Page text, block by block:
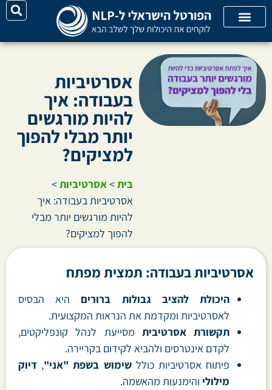
אסרטיביות
בעבודה: איך
להיות מורגשים
יותר מבלי להפוך
למציקים?
בית>אסרטיביות>
אסרטיביות בעבודה: איך
להיות מורגשים יותר מבלי
להפוך למציקים?
אסרטיביות בעבודה: תמצית מפתח
היכולת להציב גבולות ברורים היא הבסיס
לאסרטיביות ומקדמת את הנראות המקצועית.
תקשורת אסרטיבית מסייעת לנהל קונפליקטים,
לקדם אינטרסים ולהביא לקידום בקריירה.
פיתוח אסרטיביות כוללשימוש בשפת "אני", דיוק
מילולי והימנעות מהאשמה.